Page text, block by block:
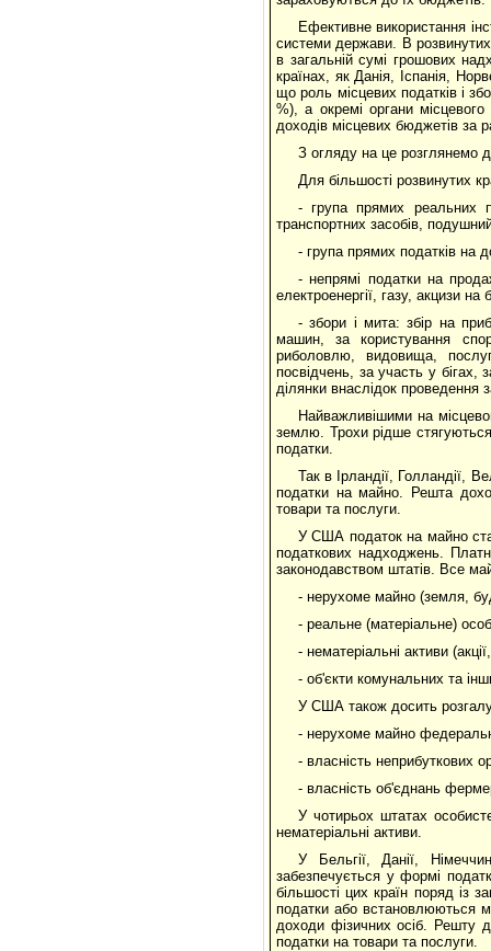
Ефективне використання
системи держави. В
в загальній сумі грошових
країнах, як Данія, Іспанія,
що роль місцевих податків і
%), а окремі органи
доходів місцевих бюджетів за
З огляду на це розглянемо
Для більшості розвинутих
- група прямих реальних
транспортних засобів,
- група прямих податків на
- непрямі податки на
електроенергії, газу, акцизи
- збори і мита: збір на
машин, за користування
риболовлю, видовища,
посвідчень, за участь у бігах,
ділянки внаслідок проведення
Найважливішими на
землю. Трохи рідше стягуються
податки.
Так в Ірландії, Голландії,
податки на майно. Решта
товари та послуги.
У США податок на майно
податкових надходжень.
законодавством штатів. Все
- нерухоме майно (земля,
- реальне (матеріальне)
- нематеріальні активи
- об'єкти комунальних та
У США також досить
- нерухоме майно
- власність неприбуткових
- власність об'єднань
У чотирьох штатах
нематеріальні активи.
У Бельгії, Данії,
забезпечується у формі
більшості цих країн поряд із
податки або встановлюються
доходи фізичних осіб. Решту
податки на товари та послуги.